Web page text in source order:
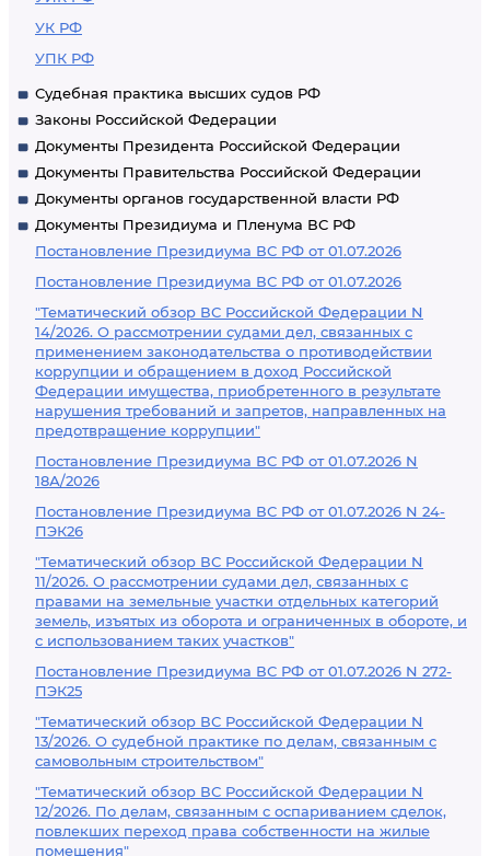
УК РФ
УПК РФ
Судебная практика высших судов РФ
Законы Российской Федерации
Документы Президента Российской Федерации
Документы Правительства Российской Федерации
Документы органов государственной власти РФ
Документы Президиума и Пленума ВС РФ
Постановление Президиума ВС РФ от 01.07.2026
Постановление Президиума ВС РФ от 01.07.2026
"Тематический обзор ВС Российской Федерации N
14/2026. О рассмотрении судами дел, связанных с
применением законодательства о противодействии
коррупции и обращением в доход Российской
Федерации имущества, приобретенного в результате
нарушения требований и запретов, направленных на
предотвращение коррупции"
Постановление Президиума ВС РФ от 01.07.2026 N
18А/2026
Постановление Президиума ВС РФ от 01.07.2026 N 24-
ПЭК26
"Тематический обзор ВС Российской Федерации N
11/2026. О рассмотрении судами дел, связанных с
правами на земельные участки отдельных категорий
земель, изъятых из оборота и ограниченных в обороте, и
с использованием таких участков"
Постановление Президиума ВС РФ от 01.07.2026 N 272-
ПЭК25
"Тематический обзор ВС Российской Федерации N
13/2026. О судебной практике по делам, связанным с
самовольным строительством"
"Тематический обзор ВС Российской Федерации N
12/2026. По делам, связанным с оспариванием сделок,
повлекших переход права собственности на жилые
помещения"